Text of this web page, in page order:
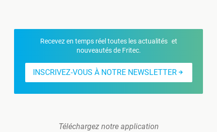
Recevez en temps réel toutes les actualités et
nouveautés de Fritec.
INSCRIVEZ-VOUS À NOTRE NEWSLETTER
Téléchargez notre application